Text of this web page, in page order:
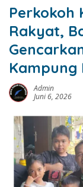
Perkokoh
Rakyat,
Kampung
Admin
Juni 6, 2026